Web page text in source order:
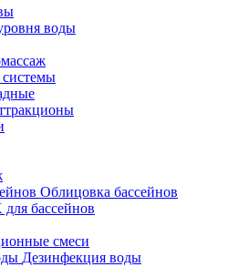
воды
Облицовка бассейнов
бассейнов
смеси
Дезинфекция воды